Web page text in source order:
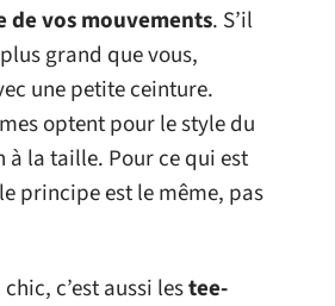
de vos mouvements. S’il
grand que vous,
une petite ceinture.
optent pour le style du
à la taille. Pour ce qui est
principe est le même, pas
c’est aussi lestee-